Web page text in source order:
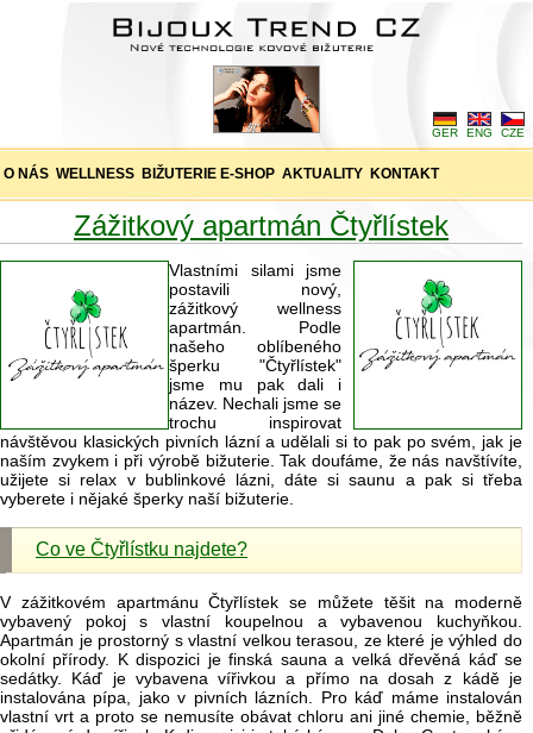
CZE
ENG
GER
O NÁS WELLNESS BIŽUTERIE E-SHOP AKTUALITY KONTAKT
Zážitkový apartmán Čtyřlístek
Vlastními silami jsme
postavili nový,
zážitkový wellness
apartmán. Podle
našeho oblíbeného
šperku "Čtyřlístek"
jsme mu pak dali i
název. Nechali jsme se
trochu inspirovat
návštěvou klasických pivních lázní a udělali si to pak po svém, jak je
naším zvykem i při výrobě bižuterie. Tak doufáme, že nás navštívíte,
užijete si relax v bublinkové lázni, dáte si saunu a pak si třeba
vyberete i nějaké šperky naší bižuterie.
Co ve Čtyřlístku najdete?
V zážitkovém apartmánu Čtyřlístek se můžete těšit na moderně
vybavený pokoj s vlastní koupelnou a vybavenou kuchyňkou.
Apartmán je prostorný s vlastní velkou terasou, ze které je výhled do
okolní přírody. K dispozici je finská sauna a velká dřevěná káď se
sedátky. Káď je vybavena vířivkou a přímo na dosah z kádě je
instalována pípa, jako v pivních lázních. Pro káď máme instalován
vlastní vrt a proto se nemusíte obávat chloru ani jiné chemie, běžně